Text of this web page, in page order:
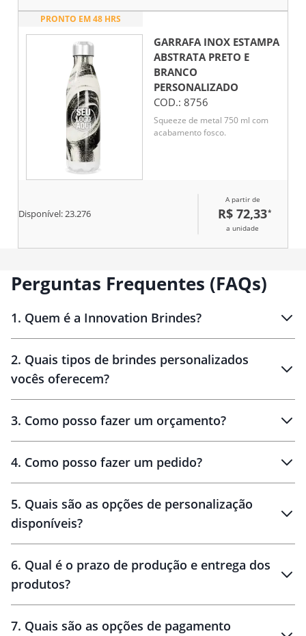
PRONTO EM 48 HRS
GARRAFA INOX ESTAMPA
ABSTRATA PRETO E
BRANCO
PERSONALIZADO
COD.: 8756
Squeeze de metal 750 ml com
acabamento fosco.
Disponível:23.276
A partir de
R$ 72,33*
a unidade
Perguntas Frequentes (FAQs)
1. Quem é a Innovation Brindes?
Brindes personalizados
2. Quais tipos de brindes personalizados
vocês oferecem?
personalizados
3. Como posso fazer um orçamento?
brinde
personalização
4. Como posso fazer um pedido?
amostra virtual
5. Quais são as opções de personalização
disponíveis?
6. Qual é o prazo de produção e entrega dos
produtos?
7. Quais são as opções de pagamento